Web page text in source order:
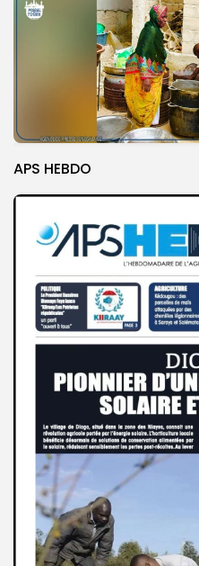
APS HEBDO